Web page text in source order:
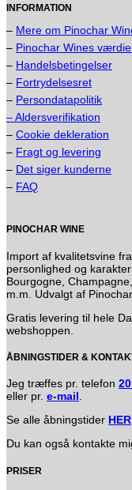
INFORMATION
– Mere om Pinochar
– Pinochar Wines
– Handelsbetingelser
– Fortrydelsesret
– Persondatapolitik
– Aldersverifikation
– Cookie dekleration
– Fragt og levering
– Det siger kunderne
– FAQ
PINOCHAR WINE
Import af kvalitetsvine
personlighed og
Bourgogne,
m.m. Udvalgt af
Gratis levering til hele
webshoppen.
ÅBNINGSTIDER &
Jeg træffes pr. telefon
eller pr. e-mail.
Se alle åbningstider HER
Du kan også kontakte
PRISER